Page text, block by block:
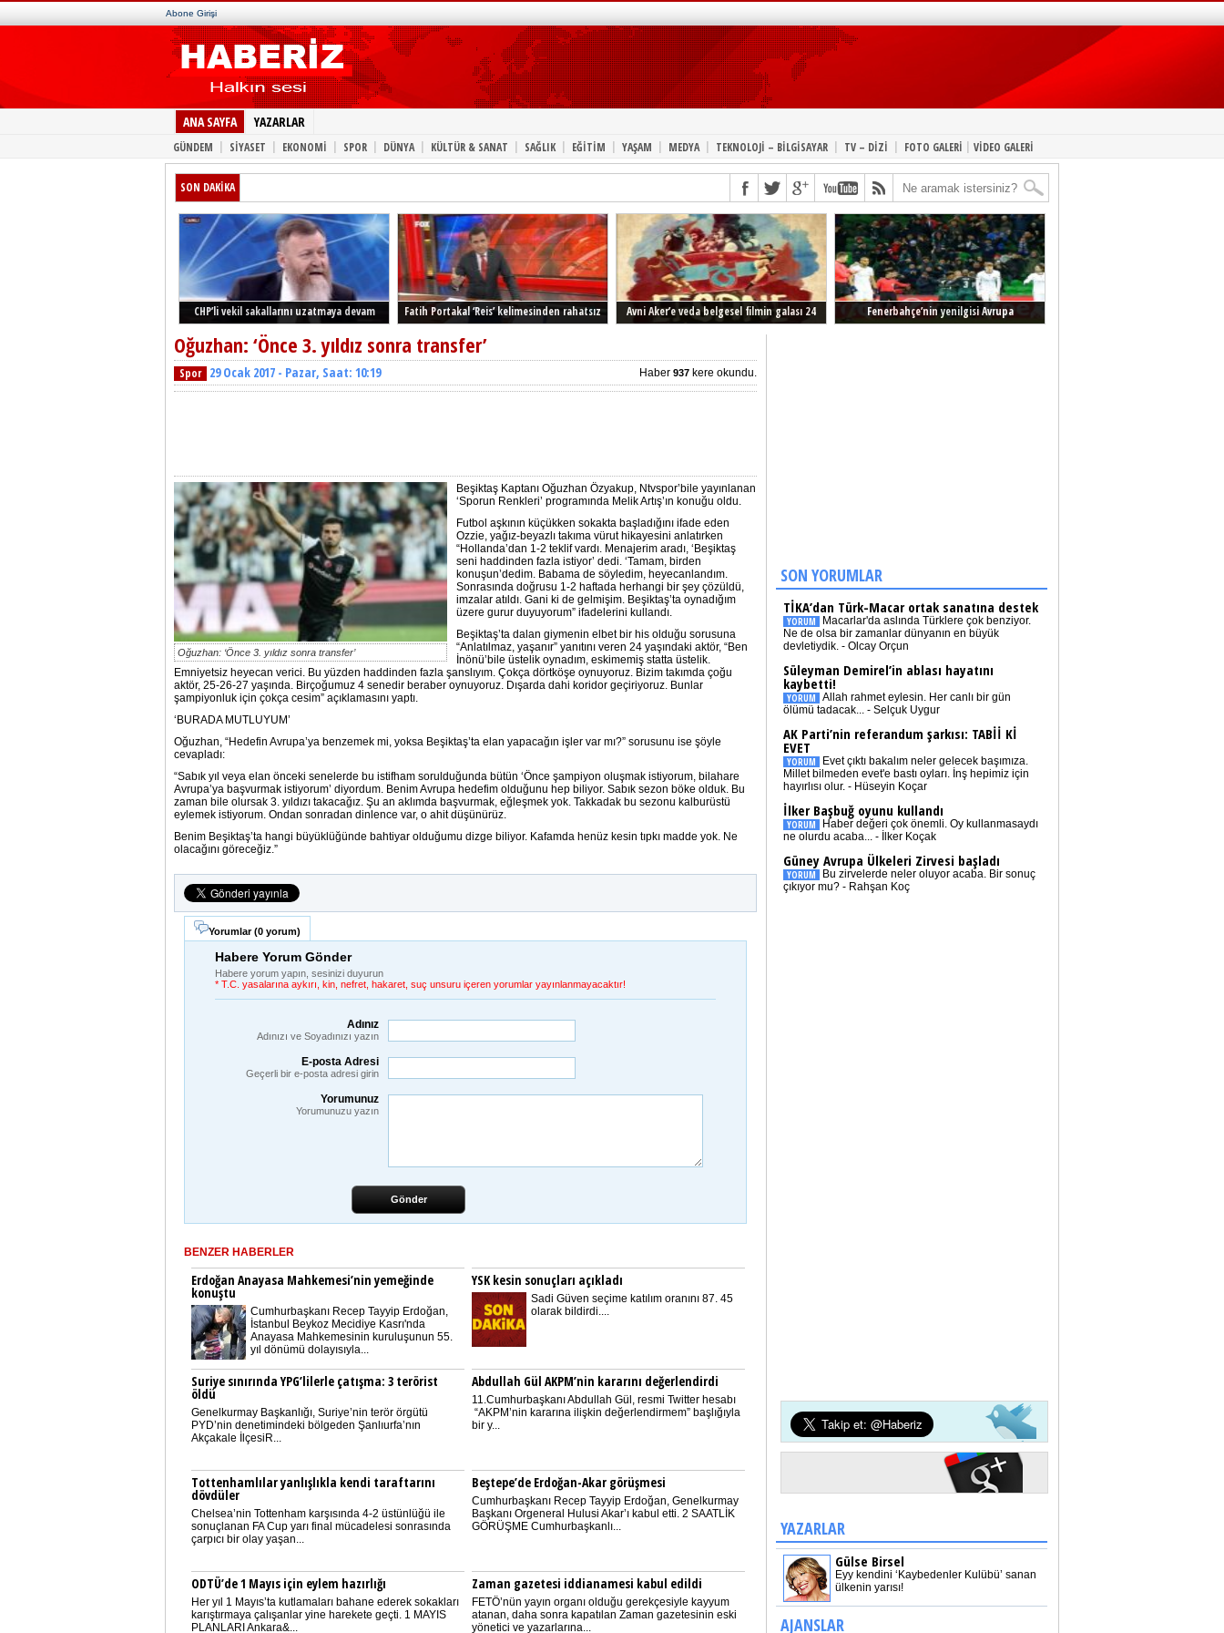
Abone Girişi
ANA SAYFA YAZARLAR
GÜNDEM | SİYASET | EKONOMİ | SPOR | DÜNYA | KÜLTÜR & SANAT | SAĞLIK | EĞİTİM | YAŞAM | MEDYA | TEKNOLOJİ – BİLGİSAYAR | TV – DİZİ | FOTO GALERİ | VİDEO GALERİ
SON DAKİKA
CHP’li vekil sakallarını uzatmaya devam
Fatih Portakal ‘Reis’ kelimesinden rahatsız
Avni Aker’e veda belgesel filmin galası 24
Fenerbahçe’nin yenilgisi Avrupa
Oğuzhan: ‘Önce 3. yıldız sonra transfer’
Spor 29 Ocak 2017 - Pazar, Saat: 10:19 Haber 937 kere okundu.
Oğuzhan: ‘Önce 3. yıldız sonra transfer’
Beşiktaş Kaptanı Oğuzhan Özyakup, Ntvspor’bile yayınlanan
‘Sporun Renkleri’ programında Melik Artış’ın konuğu oldu.
Futbol aşkının küçükken sokakta başladığını ifade eden
Ozzie, yağız-beyazlı takıma vürut hikayesini anlatırken
“Hollanda’dan 1-2 teklif vardı. Menajerim aradı, ‘Beşiktaş
seni haddinden fazla istiyor’ dedi. ‘Tamam, birden
konuşun’dedim. Babama de söyledim, heyecanlandım.
Sonrasında doğrusu 1-2 haftada herhangi bir şey çözüldü,
imzalar atıldı. Gani ki de gelmişim. Beşiktaş’ta oynadığım
üzere gurur duyuyorum” ifadelerini kullandı.
Beşiktaş’ta dalan giymenin elbet bir his olduğu sorusuna
“Anlatılmaz, yaşanır” yanıtını veren 24 yaşındaki aktör, “Ben
İnönü’bile üstelik oynadım, eskimemiş statta üstelik.
Emniyetsiz heyecan verici. Bu yüzden haddinden fazla şanslıyım. Çokça dörtköşe oynuyoruz. Bizim takımda çoğu
aktör, 25-26-27 yaşında. Birçoğumuz 4 senedir beraber oynuyoruz. Dışarda dahi koridor geçiriyoruz. Bunlar
şampiyonluk için çokça cesim” açıklamasını yaptı.
‘BURADA MUTLUYUM’
Oğuzhan, “Hedefin Avrupa’ya benzemek mi, yoksa Beşiktaş’ta elan yapacağın işler var mı?” sorusunu ise şöyle
cevapladı:
“Sabık yıl veya elan önceki senelerde bu istifham sorulduğunda bütün ‘Önce şampiyon oluşmak istiyorum, bilahare
Avrupa’ya başvurmak istiyorum’ diyordum. Benim Avrupa hedefim olduğunu hep biliyor. Sabık sezon böke olduk. Bu
zaman bile olursak 3. yıldızı takacağız. Şu an aklımda başvurmak, eğleşmek yok. Takkadak bu sezonu kalburüstü
eylemek istiyorum. Ondan sonradan dinlence var, o ahit düşünürüz.
Benim Beşiktaş’ta hangi büyüklüğünde bahtiyar olduğumu dizge biliyor. Kafamda henüz kesin tıpkı madde yok. Ne
olacağını göreceğiz.”
Yorumlar (0 yorum)
Habere Yorum Gönder
Habere yorum yapın, sesinizi duyurun
* T.C. yasalarına aykırı, kin, nefret, hakaret, suç unsuru içeren yorumlar yayınlanmayacaktır!
Adınız
Adınızı ve Soyadınızı yazın
E-posta Adresi
Geçerli bir e-posta adresi girin
Yorumunuz
Yorumunuzu yazın
Gönder
BENZER HABERLER
Erdoğan Anayasa Mahkemesi’nin yemeğinde
konuştu
Cumhurbaşkanı Recep Tayyip Erdoğan,
İstanbul Beykoz Mecidiye Kasrı'nda
Anayasa Mahkemesinin kuruluşunun 55.
yıl dönümü dolayısıyla...
YSK kesin sonuçları açıkladı
Sadi Güven seçime katılım oranını 87. 45
olarak bildirdi....
Suriye sınırında YPG’lilerle çatışma: 3 terörist
öldü
Genelkurmay Başkanlığı, Suriye’nin terör örgütü
PYD’nin denetimindeki bölgeden Şanlıurfa’nın
Akçakale İlçesiR...
Abdullah Gül AKPM’nin kararını değerlendirdi
11.Cumhurbaşkanı Abdullah Gül, resmi Twitter hesabı
“AKPM’nin kararına ilişkin değerlendirmem” başlığıyla
bir y...
Tottenhamlılar yanlışlıkla kendi taraftarını
dövdüler
Chelsea’nin Tottenham karşısında 4-2 üstünlüğü ile
sonuçlanan FA Cup yarı final mücadelesi sonrasında
çarpıcı bir olay yaşan...
Beştepe’de Erdoğan-Akar görüşmesi
Cumhurbaşkanı Recep Tayyip Erdoğan, Genelkurmay
Başkanı Orgeneral Hulusi Akar’ı kabul etti. 2 SAATLİK
GÖRÜŞME Cumhurbaşkanlı...
ODTÜ’de 1 Mayıs için eylem hazırlığı
Her yıl 1 Mayıs’ta kutlamaları bahane ederek sokakları
karıştırmaya çalışanlar yine harekete geçti. 1 MAYIS
PLANLARI Ankara&...
Zaman gazetesi iddianamesi kabul edildi
FETÖ’nün yayın organı olduğu gerekçesiyle kayyum
atanan, daha sonra kapatılan Zaman gazetesinin eski
yönetici ve yazarlarına...
SON YORUMLAR
TİKA’dan Türk-Macar ortak sanatına destek
YORUM
Macarlar'da aslında Türklere çok benziyor.
Ne de olsa bir zamanlar dünyanın en büyük
devletiydik. - Olcay Orçun
Süleyman Demirel’in ablası hayatını
kaybetti!
YORUM Allah rahmet eylesin. Her canlı bir gün
ölümü tadacak... - Selçuk Uygur
AK Parti’nin referandum şarkısı: TABİİ Kİ
EVET
YORUM
Evet çıktı bakalım neler gelecek başımıza.
Millet bilmeden evet'e bastı oyları. İnş hepimiz için
hayırlısı olur. - Hüseyin Koçar
İlker Başbuğ oyunu kullandı
YORUM
Haber değeri çok önemli. Oy kullanmasaydı
ne olurdu acaba... - İlker Koçak
Güney Avrupa Ülkeleri Zirvesi başladı
YORUM
Bu zirvelerde neler oluyor acaba. Bir sonuç
çıkıyor mu? - Rahşan Koç
YAZARLAR
Gülse Birsel
Eyy kendini ‘Kaybedenler Kulübü’ sanan
ülkenin yarısı!
AJANSLAR